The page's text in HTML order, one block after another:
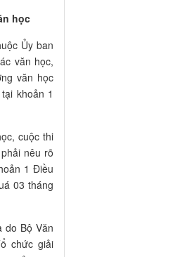
học
Ủy ban
văn học,
văn học
khoản 1
cuộc thi
nêu rõ
1 Điều
03 tháng
do Bộ Văn
chức giải